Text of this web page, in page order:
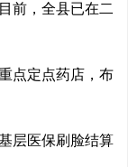
前，全县已在二
点定点药店，布
层医保刷脸结算